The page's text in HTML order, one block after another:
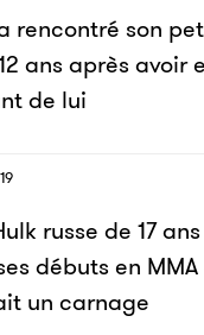
rencontré son
ans après avoir
de lui
russe de 17
débuts en
un carnage